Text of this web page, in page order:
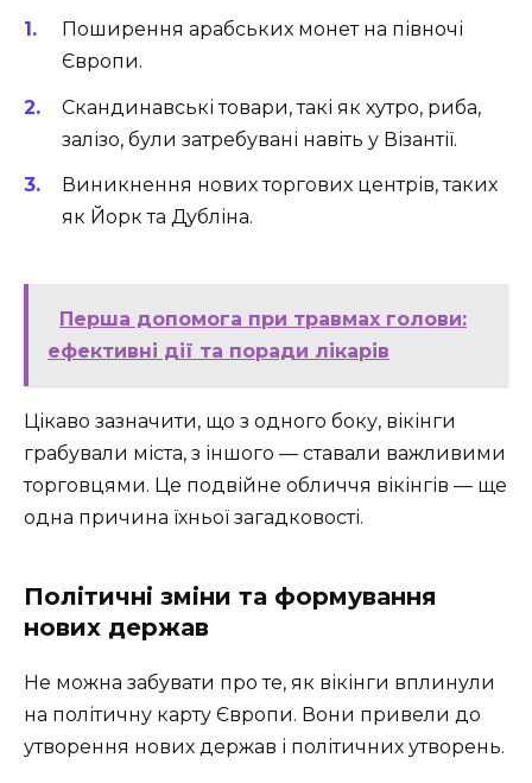
Поширення арабських монет на півночі
Європи.
Скандинавські товари, такі як хутро, риба,
залізо, були затребувані навіть у Візантії.
Виникнення нових торгових центрів, таких
як Йорк та Дубліна.
Перша допомога при травмах голови:
ефективні дії та поради лікарів
Цікаво зазначити, що з одного боку, вікінги
грабували міста, з іншого — ставали важливими
торговцями. Це подвійне обличчя вікінгів — ще
одна причина їхньої загадковості.
Політичні зміни та формування
нових держав
Не можна забувати про те, як вікінги вплинули
на політичну карту Європи. Вони привели до
утворення нових держав і політичних утворень.